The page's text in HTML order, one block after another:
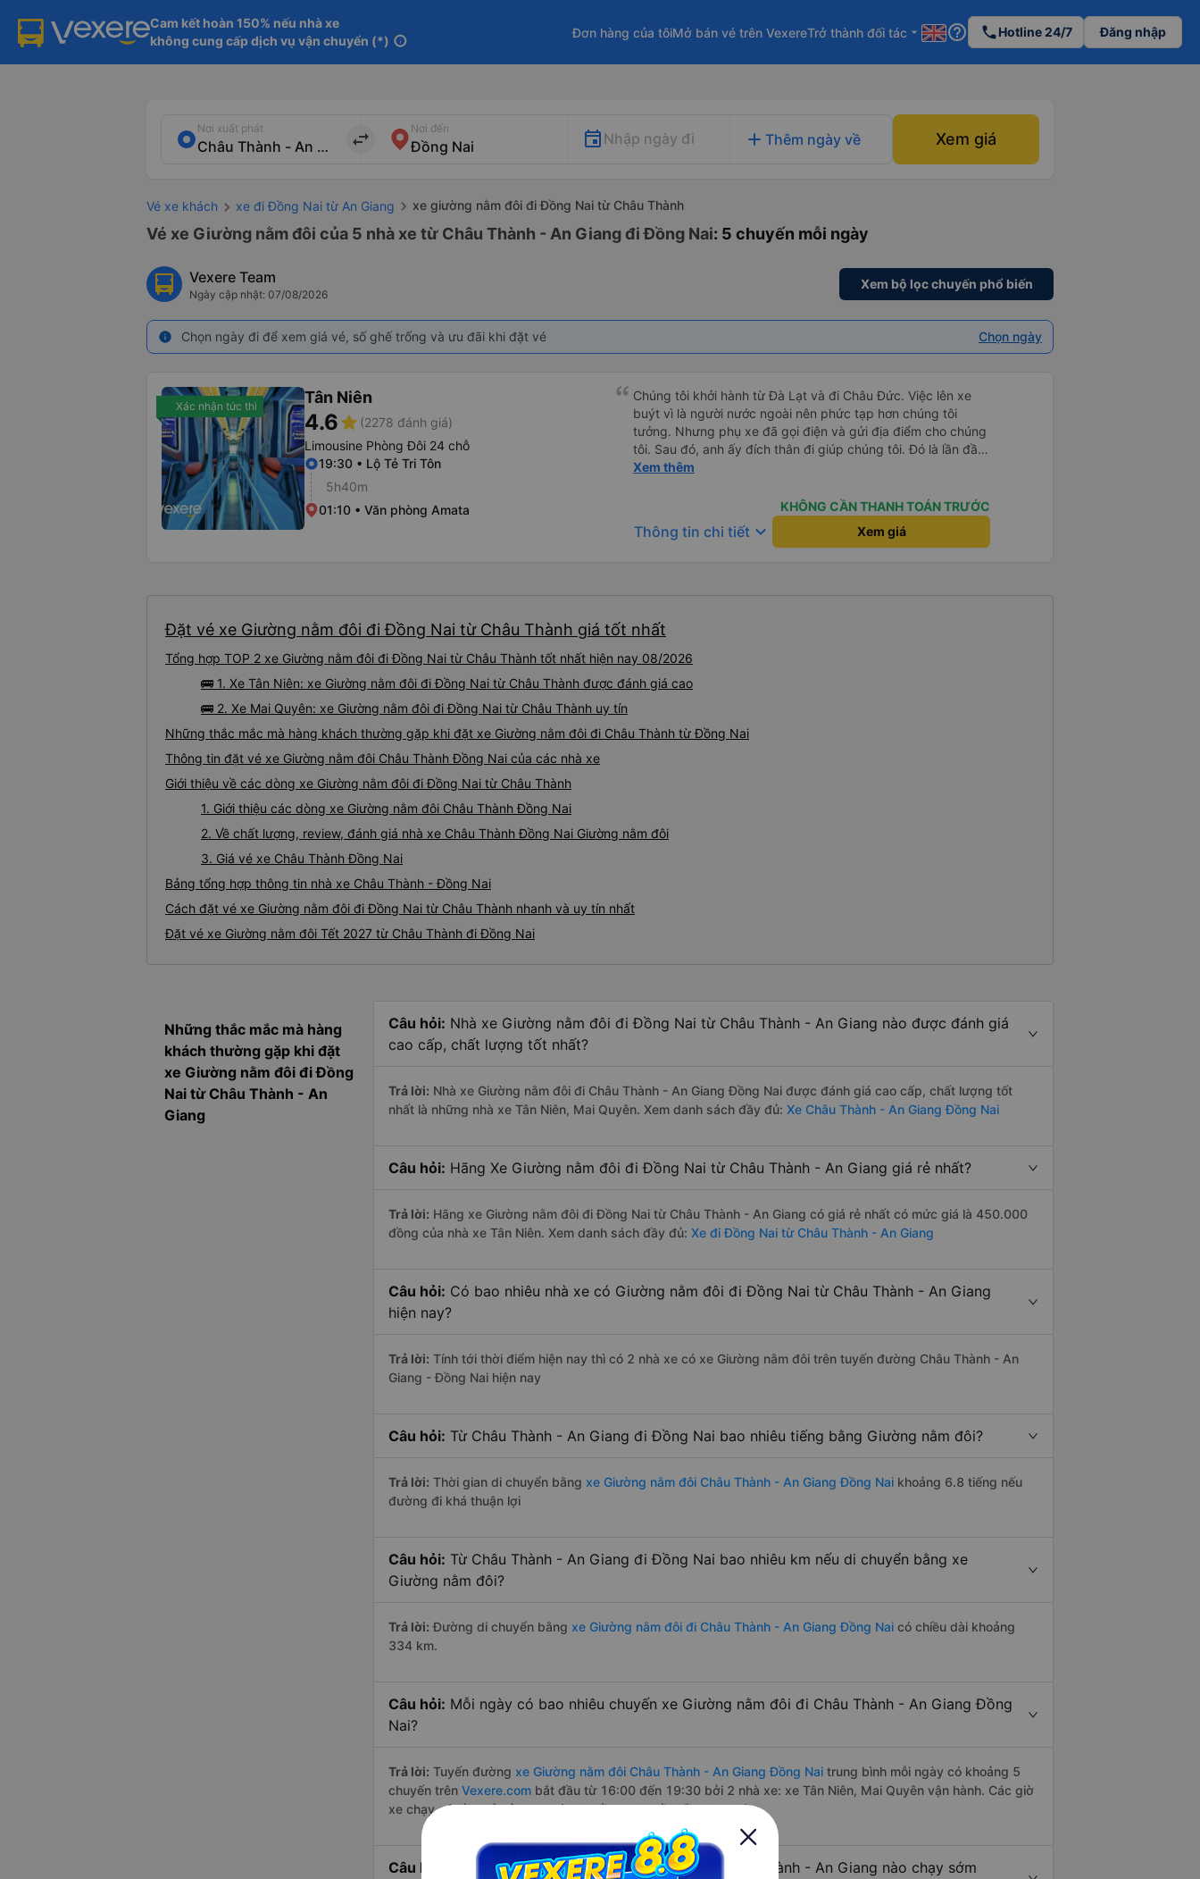
Cam kết hoàn 150% nếu nhà xe
không cung cấp dịch vụ vận chuyển (*) info
Đơn hàng của tôiMở bán vé trên VexereTrở thành đối tác arrow_drop_down help_outline phoneHotline 24/7 Đăng nhập
Nơi xuất phát
import_export
Nơi đến
Nhập ngày đi add Thêm ngày về Xem giá
Vé xe khách xe đi Đồng Nai từ An Giang xe giường nằm đôi đi Đồng Nai từ Châu Thành
Vé xe Giường nằm đôi của 5 nhà xe từ Châu Thành - An Giang đi Đồng Nai: 5 chuyến mỗi ngày
Vexere Team
Ngày cập nhật: 07/08/2026
Xem bộ lọc chuyến phổ biến
info Chọn ngày đi để xem giá vé, số ghế trống và ưu đãi khi đặt vé Chọn ngày
Xác nhận tức thì Tân Niên
4.6star (2278 đánh giá)
Limousine Phòng Đôi 24 chỗ
19:30 • Lộ Tẻ Tri Tôn
5h40m
01:10 • Văn phòng Amata
Chúng tôi khởi hành từ Đà Lạt và đi Châu Đức. Việc lên xe
buýt vì là người nước ngoài nên phức tạp hơn chúng tôi
tưởng. Nhưng phụ xe đã gọi điện và gửi địa điểm cho chúng
tôi. Sau đó, anh ấy đích thân đi giúp chúng tôi. Đó là lần đầu
tiên đi xe giường nằm với hai đứa trẻ nhỏ khá thú vị. Chúng
uống. Tôi rất ngạc nhiên khi xe dừng lại lúc nửa đêm ở Cần
Thơ và mọi người xuống xe ăn. Khi đến điểm dừng, họ đánh
thức chúng tôi dậy và đảm bảo chúng tôi đã sẵn sàng. Nhìn
Xem thêm
KHÔNG CẦN THANH TOÁN TRƯỚC
Thông tin chi tiết keyboard_arrow_down Xem giá
Đặt vé xe Giường nằm đôi đi Đồng Nai từ Châu Thành giá tốt nhất
Tổng hợp TOP 2 xe Giường nằm đôi đi Đồng Nai từ Châu Thành tốt nhất hiện nay 08/2026
🚌 1. Xe Tân Niên: xe Giường nằm đôi đi Đồng Nai từ Châu Thành được đánh giá cao
🚌 2. Xe Mai Quyên: xe Giường nằm đôi đi Đồng Nai từ Châu Thành uy tín
Những thắc mắc mà hàng khách thường gặp khi đặt xe Giường nằm đôi đi Châu Thành từ Đồng Nai
Thông tin đặt vé xe Giường nằm đôi Châu Thành Đồng Nai của các nhà xe
Giới thiệu về các dòng xe Giường nằm đôi đi Đồng Nai từ Châu Thành
1. Giới thiệu các dòng xe Giường nằm đôi Châu Thành Đồng Nai
2. Về chất lượng, review, đánh giá nhà xe Châu Thành Đồng Nai Giường nằm đôi
3. Giá vé xe Châu Thành Đồng Nai
Bảng tổng hợp thông tin nhà xe Châu Thành - Đồng Nai
Cách đặt vé xe Giường nằm đôi đi Đồng Nai từ Châu Thành nhanh và uy tín nhất
Đặt vé xe Giường nằm đôi Tết 2027 từ Châu Thành đi Đồng Nai
Những thắc mắc mà hàng
khách thường gặp khi đặt
xe Giường nằm đôi đi Đồng
Nai từ Châu Thành - An
Giang
Câu hỏi: Nhà xe Giường nằm đôi đi Đồng Nai từ Châu Thành - An Giang nào được đánh giá
cao cấp, chất lượng tốt nhất?
Trả lời: Nhà xe Giường nằm đôi đi Châu Thành - An Giang Đồng Nai được đánh giá cao cấp, chất lượng tốt
nhất là những nhà xe Tân Niên, Mai Quyên. Xem danh sách đầy đủ: Xe Châu Thành - An Giang Đồng Nai
Câu hỏi: Hãng Xe Giường nằm đôi đi Đồng Nai từ Châu Thành - An Giang giá rẻ nhất?
Trả lời: Hãng xe Giường nằm đôi đi Đồng Nai từ Châu Thành - An Giang có giá rẻ nhất có mức giá là 450.000
đồng của nhà xe Tân Niên. Xem danh sách đầy đủ: Xe đi Đồng Nai từ Châu Thành - An Giang
Câu hỏi: Có bao nhiêu nhà xe có Giường nằm đôi đi Đồng Nai từ Châu Thành - An Giang
hiện nay?
Trả lời: Tính tới thời điểm hiện nay thì có 2 nhà xe có xe Giường nằm đôi trên tuyến đường Châu Thành - An
Giang - Đồng Nai hiện nay
Câu hỏi: Từ Châu Thành - An Giang đi Đồng Nai bao nhiêu tiếng bằng Giường nằm đôi?
Trả lời: Thời gian di chuyển bằng xe Giường nằm đôi Châu Thành - An Giang Đồng Nai khoảng 6.8 tiếng nếu
đường đi khá thuận lợi
Câu hỏi: Từ Châu Thành - An Giang đi Đồng Nai bao nhiêu km nếu di chuyển bằng xe
Giường nằm đôi?
Trả lời: Đường di chuyển bằng xe Giường nằm đôi đi Châu Thành - An Giang Đồng Nai có chiều dài khoảng
334 km.
Câu hỏi: Mỗi ngày có bao nhiêu chuyến xe Giường nằm đôi đi Châu Thành - An Giang Đồng
Nai?
Trả lời: Tuyến đường xe Giường nằm đôi Châu Thành - An Giang Đồng Nai trung bình mỗi ngày có khoảng 5
chuyến trên Vexere.com bắt đầu từ 16:00 đến 19:30 bởi 2 nhà xe: xe Tân Niên, Mai Quyên vận hành. Các giờ
xe chạy có đầy đủ cả ban ngày, buổi trưa, buổi chiều, ban đêm
Câu hỏi:
Nhà xe Giường nằm đôi đi Đồng Nai từ Châu Thành - An Giang nào chạy sớm